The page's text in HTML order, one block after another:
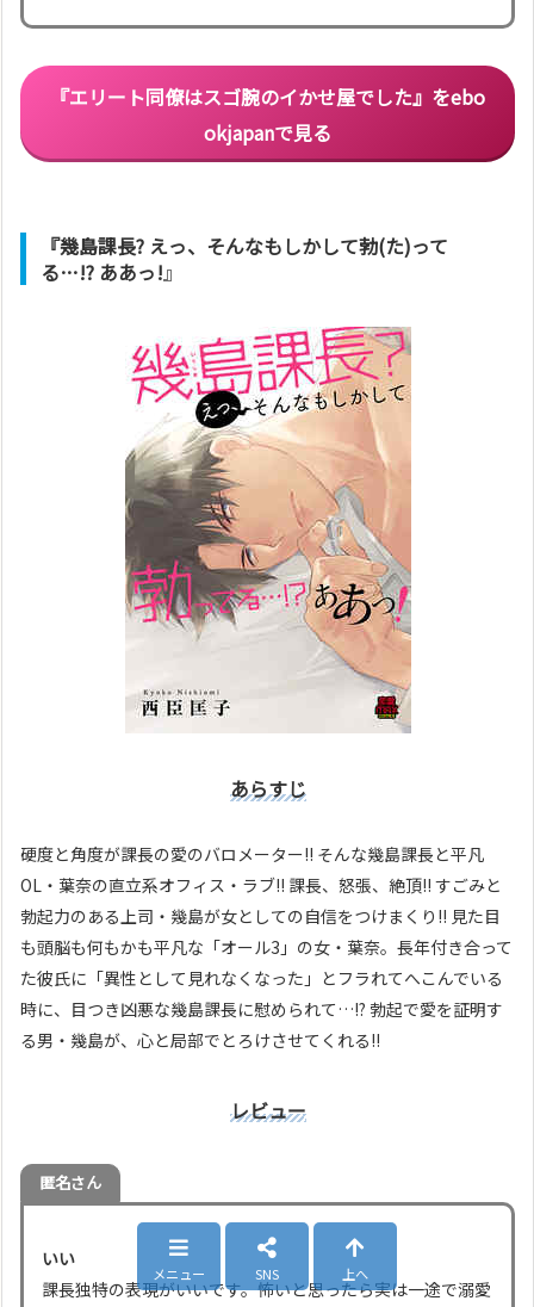
『エリート同僚はスゴ腕のイかせ屋でした』 をebo
okjapanで見る
『幾島課長? えっ、そんなもしかして勃(た)って
る…!? ああっ!』
あらすじ
硬度と角度が課長の愛のバロメーター!! そんな幾島課長と平凡
OL・葉奈の直立系オフィス・ラブ!! 課長、怒張、絶頂!! すごみと
勃起力のある上司・幾島が女としての自信をつけまくり!! 見た目
も頭脳も何もかも平凡な「オール3」の女・葉奈。長年付き合って
た彼氏に「異性として見れなくなった」とフラれてへこんでいる
時に、目つき凶悪な幾島課長に慰められて…!? 勃起で愛を証明す
る男・幾島が、心と局部でとろけさせてくれる!!
レビュー
匿名さん
いい
課長独特の表現がいいです。怖いと思ったら実は一途で溺愛
メニュー SNS 上へ